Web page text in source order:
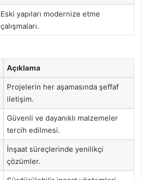
Eski yapıları modernize etme
çalışmaları.
Açıklama
Projelerin her aşamasında şeffaf
iletişim.
Güvenli ve dayanıklı malzemeler
tercih edilmesi.
İnşaat süreçlerinde yenilikçi
çözümler.